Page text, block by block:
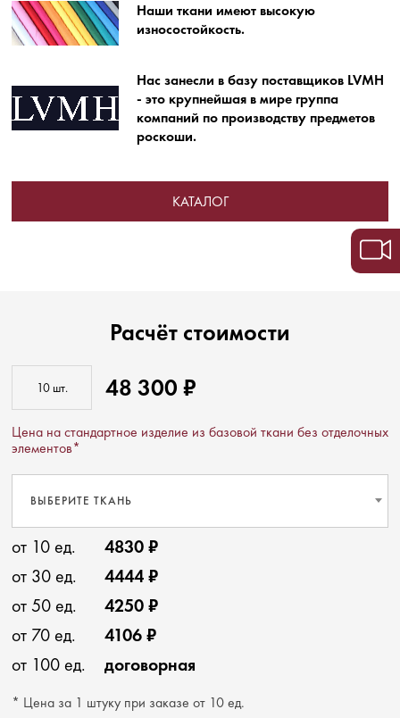
Наши ткани имеют высокую
износостойкость.
Нас занесли в базу поставщиков LVMH
- это крупнейшая в мире группа
компаний по производству предметов
роскоши.
КАТАЛОГ
Расчёт стоимости
48 300 ₽
Цена на стандартное изделие из базовой ткани без отделочных
элементов*
ВЫБЕРИТЕ ТКАНЬ
от 10 ед.
4830 ₽
от 30 ед.
4444 ₽
от 50 ед.
4250 ₽
от 70 ед.
4106 ₽
от 100 ед.
договорная
* Цена за 1 штуку при заказе от 10 ед.